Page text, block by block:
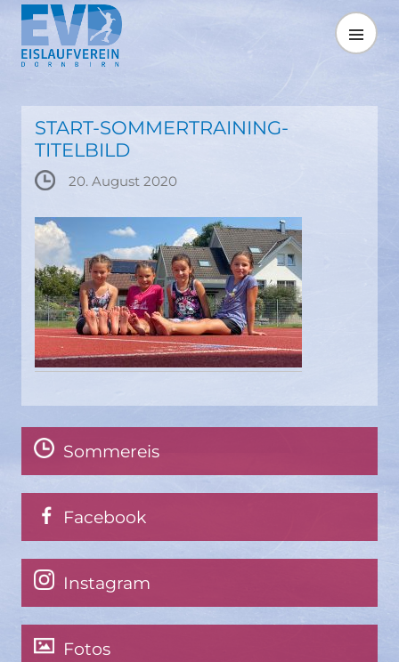
Springe
zum
Inhalt
MENÜ
START-SOMMERTRAINING-
TITELBILD
20. August 2020
Sommereis
Facebook
Instagram
Fotos